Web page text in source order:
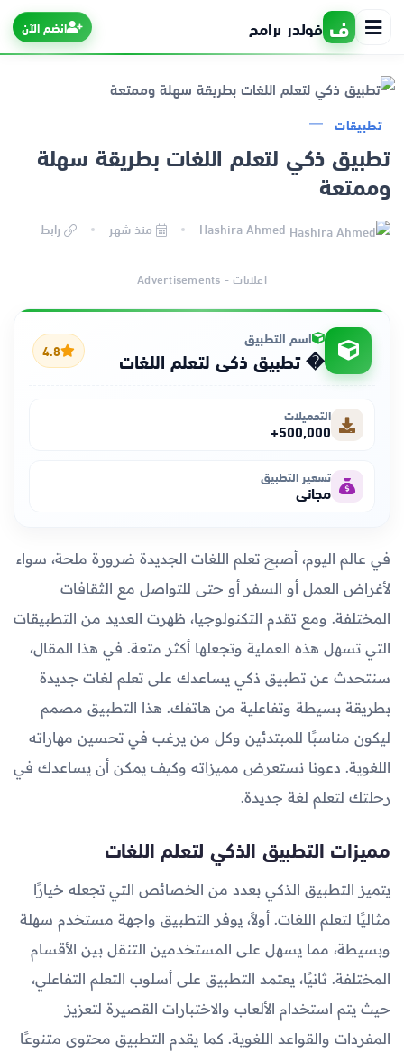
ف فولدر برامج انضم الآن
التطبيقات
الألعاب
تطبيقات
تطبيق ذكي لتعلم اللغات بطريقة سهلة
وممتعة
منذ شهر رابط
اعلانات - Advertisements
اسم التطبيق
� تطبيق ذكي لتعلم اللغات 4.8
التحميلات
500,000+
تسعير التطبيق
مجاني
في عالم اليوم، أصبح تعلم اللغات الجديدة ضرورة ملحة، سواء
لأغراض العمل أو السفر أو حتى للتواصل مع الثقافات
المختلفة. ومع تقدم التكنولوجيا، ظهرت العديد من التطبيقات
التي تسهل هذه العملية وتجعلها أكثر متعة. في هذا المقال،
سنتحدث عن تطبيق ذكي يساعدك على تعلم لغات جديدة
بطريقة بسيطة وتفاعلية من هاتفك. هذا التطبيق مصمم
ليكون مناسبًا للمبتدئين وكل من يرغب في تحسين مهاراته
اللغوية. دعونا نستعرض مميزاته وكيف يمكن أن يساعدك في
رحلتك لتعلم لغة جديدة.
مميزات التطبيق الذكي لتعلم اللغات
يتميز التطبيق الذكي بعدد من الخصائص التي تجعله خيارًا
مثاليًا لتعلم اللغات. أولاً، يوفر التطبيق واجهة مستخدم سهلة
وبسيطة، مما يسهل على المستخدمين التنقل بين الأقسام
المختلفة. ثانيًا، يعتمد التطبيق على أسلوب التعلم التفاعلي،
حيث يتم استخدام الألعاب والاختبارات القصيرة لتعزيز
المفردات والقواعد اللغوية. كما يقدم التطبيق محتوى متنوعًا